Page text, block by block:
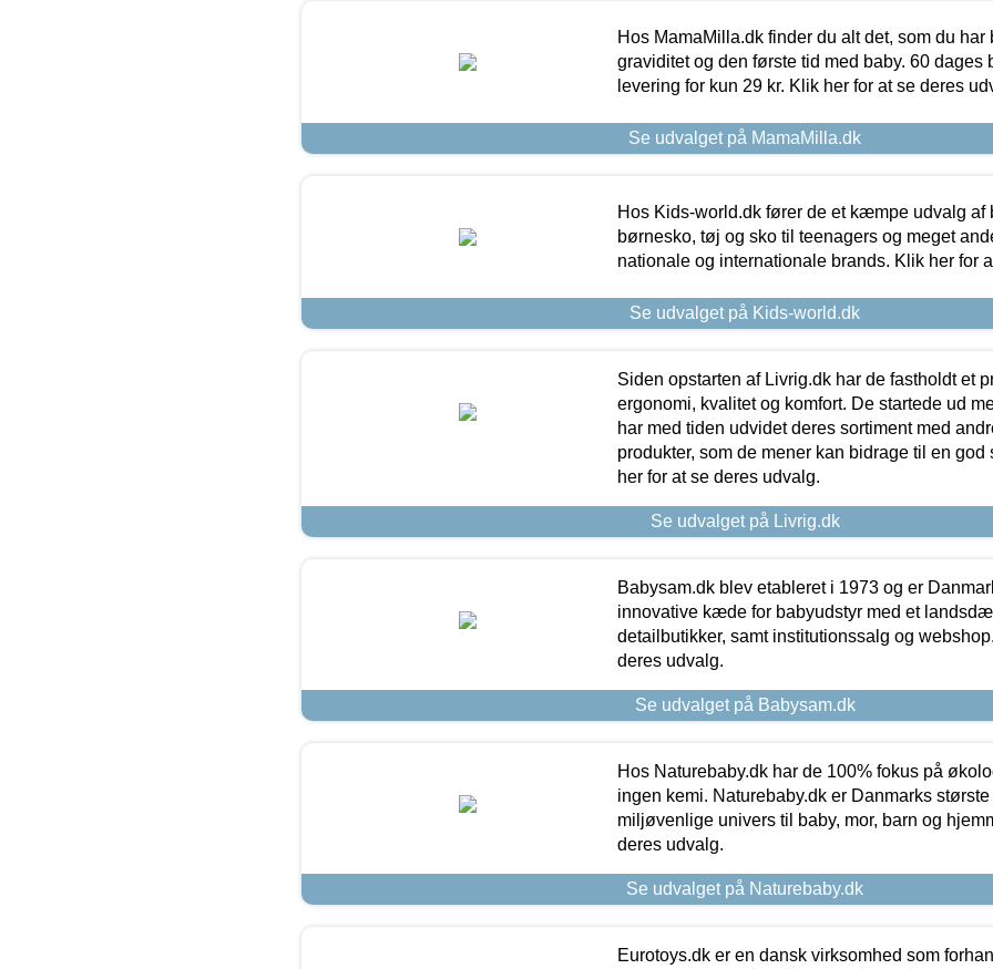
Hos MamaMilla.dk finder du alt det, som du har
graviditet og den første tid med baby. 60 dages
levering for kun 29 kr. Klik her for at se deres
Se udvalget på MamaMilla.dk
Hos Kids-world.dk fører de et kæmpe udvalg af
børnesko, tøj og sko til teenagers og meget
nationale og internationale brands. Klik her for
Se udvalget på Kids-world.dk
Siden opstarten af Livrig.dk har de fastholdt et
ergonomi, kvalitet og komfort. De startede ud
har med tiden udvidet deres sortiment med
produkter, som de mener kan bidrage til en god
her for at se deres udvalg.
Se udvalget på Livrig.dk
Babysam.dk blev etableret i 1973 og er
innovative kæde for babyudstyr med et
detailbutikker, samt institutionssalg og
deres udvalg.
Se udvalget på Babysam.dk
Hos Naturebaby.dk har de 100% fokus på
ingen kemi. Naturebaby.dk er Danmarks
miljøvenlige univers til baby, mor, barn og
deres udvalg.
Se udvalget på Naturebaby.dk
Eurotoys.dk er en dansk virksomhed som